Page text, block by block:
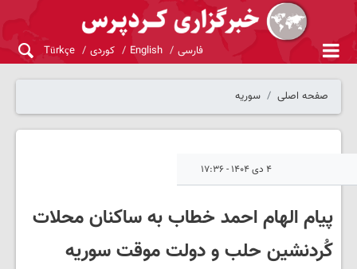
فارسی English کوردی Türkçe
صفحه اصلی سوریه
۴ دی ۱۴۰۴ - ۱۷:۳۶
پیام الهام احمد خطاب به ساکنان محلات
کُردنشین حلب و دولت موقت سوریه